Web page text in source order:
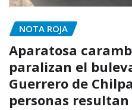
NOTA ROJA
Aparatosa
paralizan el
Guerrero de
personas